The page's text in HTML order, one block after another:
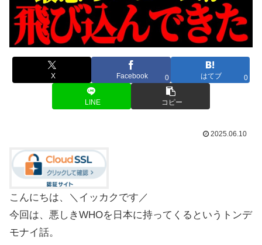
X Facebook 0 はてブ 0
LINE コピー
2025.06.10
こんにちは、＼イッカクです／
今回は、悪しきWHOを日本に持ってくるというトンデ
モナイ話。